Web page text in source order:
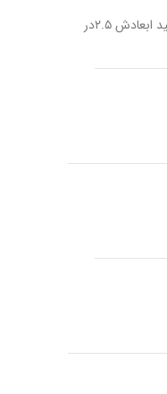
من یه اتاقک سرویس در محوطه باغ دارم که اطرافش توری فولادی هست میخوام چیزی به توری ها ببندم که داخل دیده نشه و در مقابل نور و آب مقاوم باشه چه چیزی پیشنهاد می کنید ابعادش ۲.۵در